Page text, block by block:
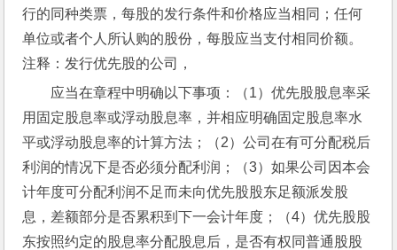
行的同种类票，每股的发行条件和价格应当相同；任何
单位或者个人所认购的股份，每股应当支付相同价额。
注释：发行优先股的公司，
应当在章程中明确以下事项：（1）优先股股息率采
用固定股息率或浮动股息率，并相应明确固定股息率水
平或浮动股息率的计算方法；（2）公司在有可分配税后
利润的情况下是否必须分配利润；（3）如果公司因本会
计年度可分配利润不足而未向优先股股东足额派发股
息，差额部分是否累积到下一会计年度；（4）优先股股
东按照约定的股息率分配股息后，是否有权同普通股股